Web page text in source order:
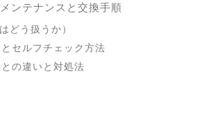
ンテナンスと交換手順
どう扱うか）
セルフチェック方法
の違いと対処法